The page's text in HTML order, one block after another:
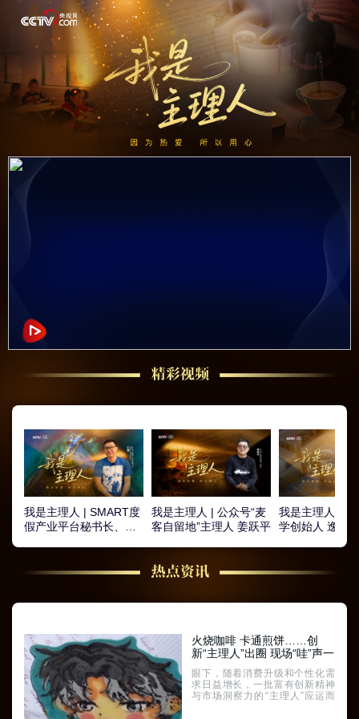
我是主理人 | SMART度
假产业平台秘书长、国
我是主理人 | 公众号“麦
客自留地”主理人 姜跃平
我是主理人 | 心
学创始人 逸马
集团合伙人 张
火烧咖啡 卡通煎饼……创
新“主理人”出圈 现场“哇”声一
片
眼下，随着消费升级和个性化需
求日益增长，一批富有创新精神
与市场洞察力的“主理人”应运而